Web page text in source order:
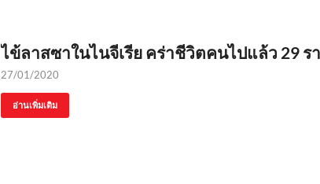
ไข้ลาสซาในไนจีเรีย คร่าชีวิตคนไปแล้ว 29 ร
27/01/2020
อ่านเพิ่มเติม